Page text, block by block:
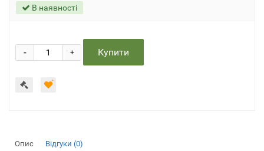
В наявності
+
- Купити
Опис Відгуки (0)